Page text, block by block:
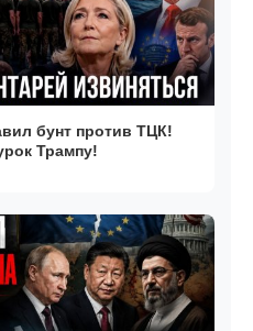
бунт против ТЦК!
Трампу!